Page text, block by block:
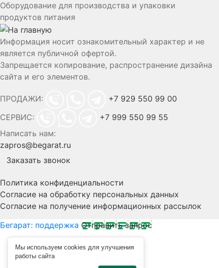
Мы используем cookies для улучшения
работы сайта
Оборудование для производства и упаковки
продуктов питания
Информация носит ознакомительный характер и не
является публичной офертой.
Запрещается копирование, распространение дизайна
сайта и его элементов.
ПРОДАЖИ:
+7 929 550 99 00
СЕРВИС:
+7 999 550 99 55
Написать нам:
zapros@begarat.ru
Заказать звонок
Политика конфиденциальности
Согласие на обработку персональных данных
Согласие на получение информационных рассылок
Бегарат: поддержка Отправить запрос